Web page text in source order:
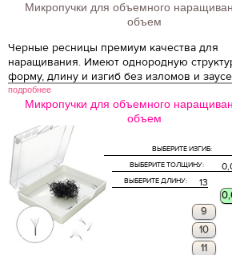
Микропучки для объемного
объем
Черные ресницы премиум качества для
наращивания. Имеют однородную
форму, длину и изгиб без изломов и
подробнее
Микропучки для объемного
объем
ВЫБЕРИТЕ ИЗГИБ:
ВЫБЕРИТЕ ТОЛЩИНУ:
13
ВЫБЕРИТЕ ДЛИНУ:
9
10
11